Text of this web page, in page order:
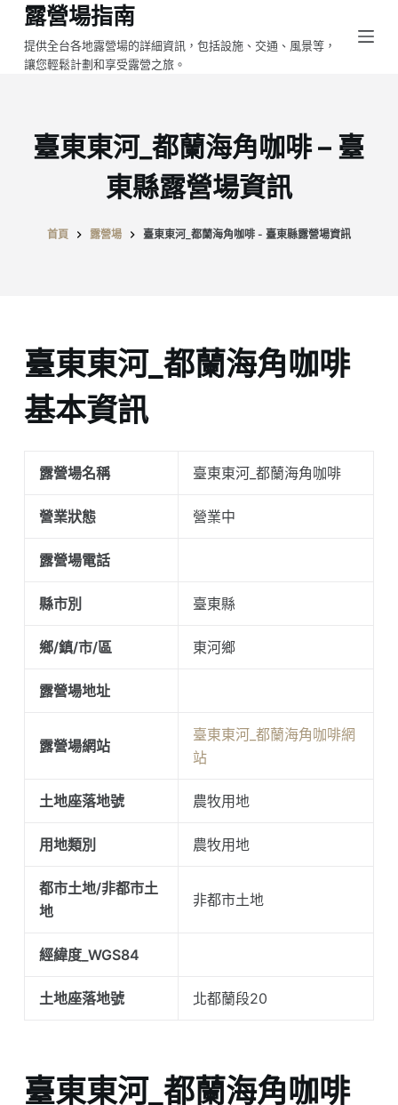
跳
至
主
露營場指南
提供全台各地露營場的詳細資訊，包括設施、交通、風景等，
讓您輕鬆計劃和享受露營之旅。
臺東東河_都蘭海角咖啡 – 臺
東縣露營場資訊
首頁 露營場 臺東東河_都蘭海角咖啡 - 臺東縣露營場資訊
臺東東河_都蘭海角咖啡
基本資訊
露營場名稱 臺東東河_都蘭海角咖啡
營業狀態 營業中
露營場電話
縣市別 臺東縣
鄉/鎮/市/區 東河鄉
露營場地址
露營場網站
臺東東河_都蘭海角咖啡網
站
土地座落地號 農牧用地
用地類別 農牧用地
都市土地/非都市土
地
非都市土地
經緯度_WGS84
土地座落地號 北都蘭段20
臺東東河_都蘭海角咖啡